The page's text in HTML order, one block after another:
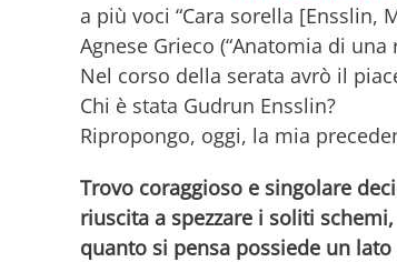
a più voci “Cara sorella [Ensslin,
Agnese Grieco (“Anatomia di una
Nel corso della serata avrò il
Chi è stata Gudrun Ensslin?
Ripropongo, oggi, la mia
Trovo coraggioso e singolare
riuscita a spezzare i soliti
quanto si pensa possiede un